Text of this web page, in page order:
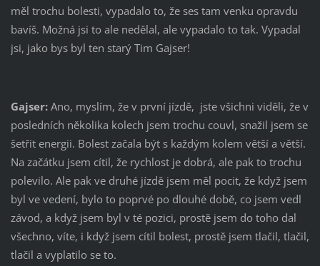
měl trochu bolesti, vypadalo to, že ses tam venku opravdu
bavíš. Možná jsi to ale nedělal, ale vypadalo to tak. Vypadal
jsi, jako bys byl ten starý Tim Gajser!
Gajser:Ano, myslím, že v první jízdě, jste všichni viděli, že v
posledních několika kolech jsem trochu couvl, snažil jsem se
šetřit energii. Bolest začala být s každým kolem větší a větší.
Na začátku jsem cítil, že rychlost je dobrá, ale pak to trochu
polevilo. Ale pak ve druhé jízdě jsem měl pocit, že když jsem
byl ve vedení, bylo to poprvé po dlouhé době, co jsem vedl
závod, a když jsem byl v té pozici, prostě jsem do toho dal
všechno, víte, i když jsem cítil bolest, prostě jsem tlačil, tlačil,
tlačil a vyplatilo se to.